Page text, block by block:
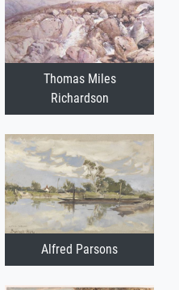
Thomas Miles
Richardson
Alfred Parsons